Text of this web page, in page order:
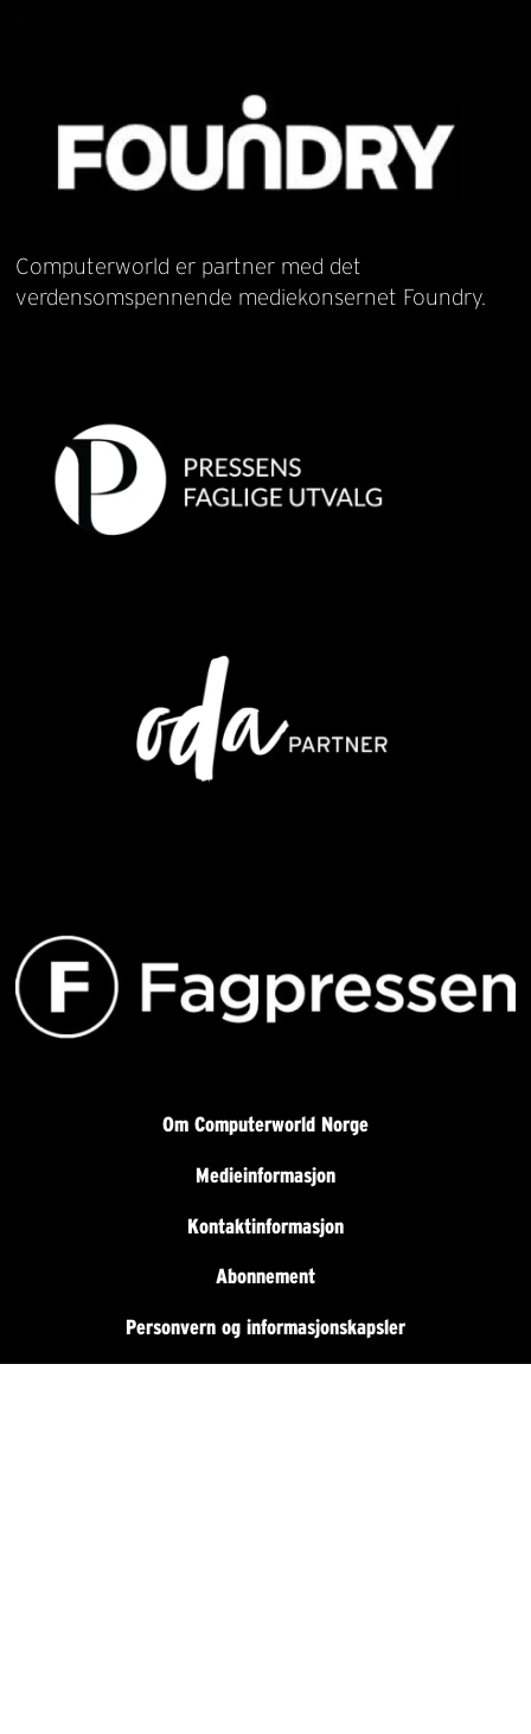
Computerworld er partner med det
verdensomspennende mediekonsernet Foundry.
Om Computerworld Norge
Medieinformasjon
Kontaktinformasjon
Abonnement
Personvern og informasjonskapsler